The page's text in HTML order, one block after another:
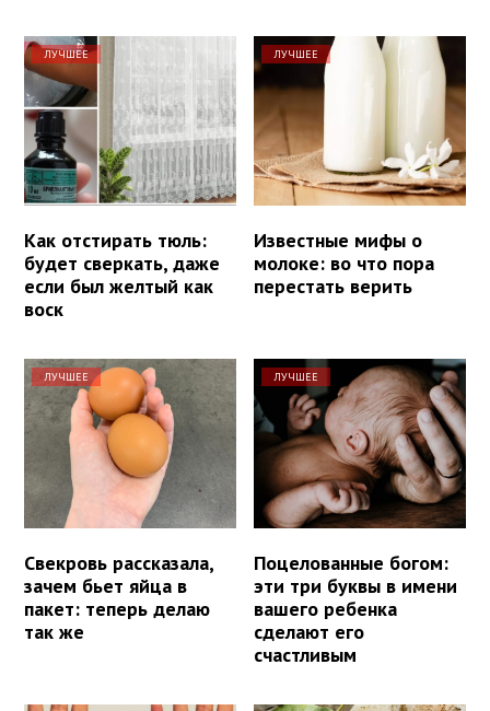
ЛУЧШЕЕ
Как отстирать тюль:
будет сверкать, даже
если был желтый как
воск
ЛУЧШЕЕ
Известные мифы о
молоке: во что пора
перестать верить
ЛУЧШЕЕ
Свекровь рассказала,
зачем бьет яйца в
пакет: теперь делаю
так же
ЛУЧШЕЕ
Поцелованные богом:
эти три буквы в имени
вашего ребенка
сделают его
счастливым